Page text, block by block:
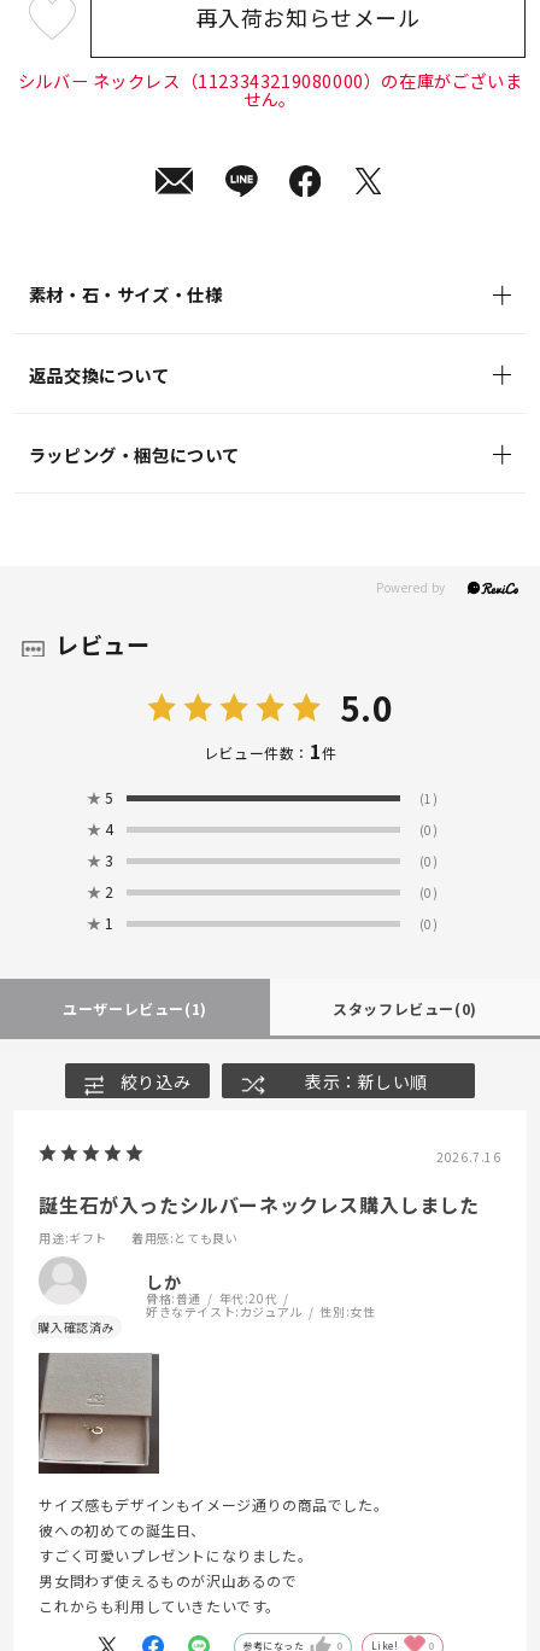
¥30,800 (tax
in)
再入荷お知らせメール
シルバー ネックレス（1123343219080000）の在庫がございま
せん。
素材・石・サイズ・仕様
返品交換について
ラッピング・梱包について
レビュー
5.0
レビュー件数： 1件
★ 5 (1)
★ 4 (0)
★ 3 (0)
★ 2 (0)
★ 1 (0)
ユーザーレビュー(1) スタッフレビュー(0)
絞り込み 表示：新しい順
2026.7.16
誕生石が入ったシルバーネックレス購入しました
用途:ギフト 着用感:とても良い
しか
骨格:普通 年代:20代
好きなテイスト:カジュアル 性別:女性
サイズ感もデザインもイメージ通りの商品でした。
彼への初めての誕生日、
すごく可愛いプレゼントになりました。
男女問わず使えるものが沢山あるので
これからも利用していきたいです。
参考になった 0 Like! 0